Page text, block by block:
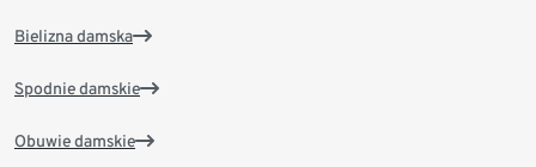
Bielizna damska
Spodnie damskie
Obuwie damskie